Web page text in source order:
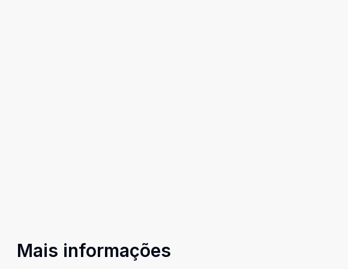
Mais informações